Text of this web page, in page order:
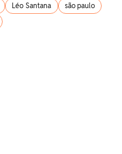
Léo Santana
são paulo